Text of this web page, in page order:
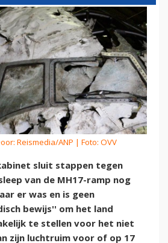
Reismedia/ANP | Foto: OVV
sluit stappen tegen
van de MH17-ramp nog
er was en is geen
bewijs'' om het land
te stellen voor het niet
zijn luchtruim voor of op 17